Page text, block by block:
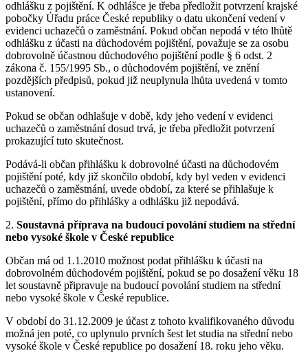
odhlášku z pojištění. K odhlášce je třeba předložit potvrzení krajské
pobočky Úřadu práce České republiky o datu ukončení vedení v
evidenci uchazečů o zaměstnání. Pokud občan nepodá v této lhůtě
odhlášku z účasti na důchodovém pojištění, považuje se za osobu
dobrovolně účastnou důchodového pojištění podle § 6 odst. 2
zákona č. 155/1995 Sb., o důchodovém pojištění, ve znění
pozdějších předpisů, pokud již neuplynula lhůta uvedená v tomto
ustanovení.
Pokud se občan odhlašuje v době, kdy jeho vedení v evidenci
uchazečů o zaměstnání dosud trvá, je třeba předložit potvrzení
prokazující tuto skutečnost.
Podává-li občan přihlášku k dobrovolné účasti na důchodovém
pojištění poté, kdy již skončilo období, kdy byl veden v evidenci
uchazečů o zaměstnání, uvede období, za které se přihlašuje k
pojištění, přímo do přihlášky a odhlášku již nepodává.
2. Soustavná příprava na budoucí povolání studiem na střední
nebo vysoké škole v České republice
Občan má od 1.1.2010 možnost podat přihlášku k účasti na
dobrovolném důchodovém pojištění, pokud se po dosažení věku 18
let soustavně připravuje na budoucí povolání studiem na střední
nebo vysoké škole v České republice.
V období do 31.12.2009 je účast z tohoto kvalifikovaného důvodu
možná jen poté, co uplynulo prvních šest let studia na střední nebo
vysoké škole v České republice po dosažení 18. roku jeho věku.